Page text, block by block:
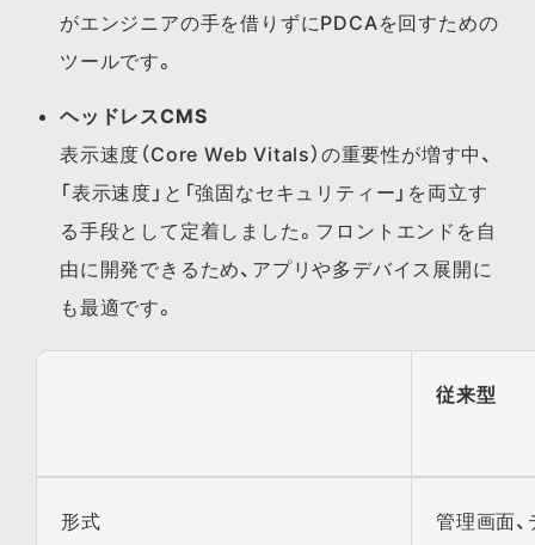
がエンジニアの手を借りずにPDCAを回すための
ツールです。
ヘッドレスCMS
表示速度（Core Web Vitals）の重要性が増す中、
「表示速度」と「強固なセキュリティー」を両立す
る手段として定着しました。フロントエンドを自
由に開発できるため、アプリや多デバイス展開に
も最適です。
従来型
形式
管理画面